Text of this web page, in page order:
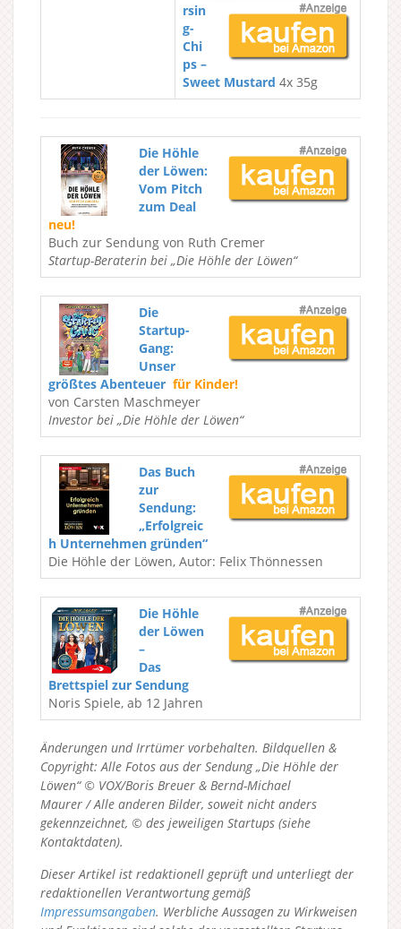
rsin
g-
Chi
ps –
Sweet Mustard 4x 35g
Die Höhle
der Löwen:
Vom Pitch
zum Deal
neu!
Buch zur Sendung von Ruth Cremer
Startup-Beraterin bei „Die Höhle der Löwen“
Die
Startup-
Gang:
Unser
größtes Abenteuer für Kinder!
von Carsten Maschmeyer
Investor bei „Die Höhle der Löwen“
Das Buch
zur
Sendung:
„Erfolgreic
h Unternehmen gründen“
Die Höhle der Löwen, Autor: Felix Thönnessen
Die Höhle
der Löwen
–
Das
Brettspiel zur Sendung
Noris Spiele, ab 12 Jahren
Änderungen und Irrtümer vorbehalten. Bildquellen &
Copyright: Alle Fotos aus der Sendung „Die Höhle der
Löwen“ © VOX/Boris Breuer & Bernd-Michael
Maurer / Alle anderen Bilder, soweit nicht anders
gekennzeichnet, © des jeweiligen Startups (siehe
Kontaktdaten).
Dieser Artikel ist redaktionell geprüft und unterliegt der
redaktionellen Verantwortung gemäß
Impressumsangaben. Werbliche Aussagen zu Wirkweisen